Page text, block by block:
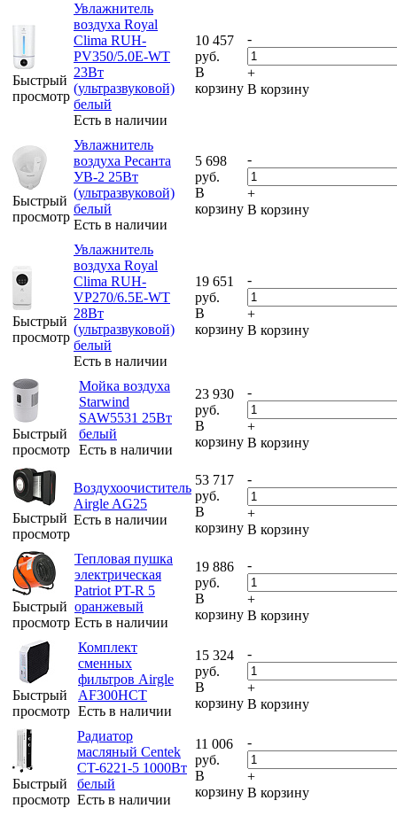
Быстрый
просмотр
Увлажнитель
воздуха Royal
Clima RUH-
PV350/5.0E-WT
23Вт
(ультразвуковой)
белый
Есть в наличии
10 457
руб.
В
корзину
-
+
В корзину
Быстрый
просмотр
Увлажнитель
воздуха Ресанта
УВ-2 25Вт
(ультразвуковой)
белый
Есть в наличии
5 698
руб.
В
корзину
-
+
В корзину
Быстрый
просмотр
Увлажнитель
воздуха Royal
Clima RUH-
VP270/6.5E-WT
28Вт
(ультразвуковой)
белый
Есть в наличии
19 651
руб.
В
корзину
-
+
В корзину
Быстрый
просмотр
Мойка воздуха
Starwind
SAW5531 25Вт
белый
Есть в наличии
23 930
руб.
В
корзину
-
+
В корзину
Быстрый
просмотр
Воздухоочиститель
Airgle AG25
Есть в наличии
53 717
руб.
В
корзину
-
+
В корзину
Быстрый
просмотр
Тепловая пушка
электрическая
Patriot PT-R 5
оранжевый
Есть в наличии
19 886
руб.
В
корзину
-
+
В корзину
Быстрый
просмотр
Комплект
сменных
фильтров Airgle
AF300HCT
Есть в наличии
15 324
руб.
В
корзину
-
+
В корзину
Быстрый
просмотр
Радиатор
масляный Centek
CT-6221-5 1000Вт
белый
Есть в наличии
11 006
руб.
В
корзину
-
+
В корзину